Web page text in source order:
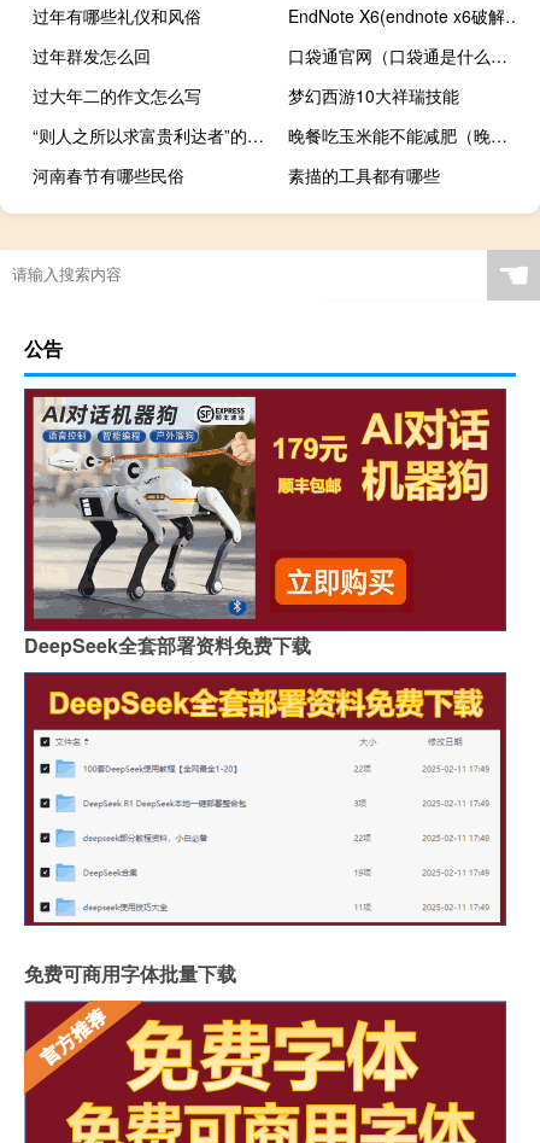
过年有哪些礼仪和风俗
EndNote X6(endnote x6破解版) 中文绿色版（EndNote X6(endnote x6破解版) 中文绿色版功能简介）
过年群发怎么回
口袋通官网（口袋通是什么东西）
过大年二的作文怎么写
梦幻西游10大祥瑞技能
“则人之所以求富贵利达者”的出处是哪里
晚餐吃玉米能不能减肥（晚餐吃玉米能减肥吗）
河南春节有哪些民俗
素描的工具都有哪些
☚
公告
DeepSeek全套部署资料免费下载
免费可商用字体批量下载